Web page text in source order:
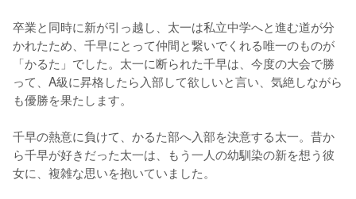
卒業と同時に新が引っ越し、太一は私立中学へと進む道が分
かれたため、千早にとって仲間と繋いでくれる唯一のものが
「かるた」でした。太一に断られた千早は、今度の大会で勝
って、A級に昇格したら入部して欲しいと言い、気絶しながら
も優勝を果たします。
千早の熱意に負けて、かるた部へ入部を決意する太一。昔か
ら千早が好きだった太一は、もう一人の幼馴染の新を想う彼
女に、複雑な思いを抱いていました。